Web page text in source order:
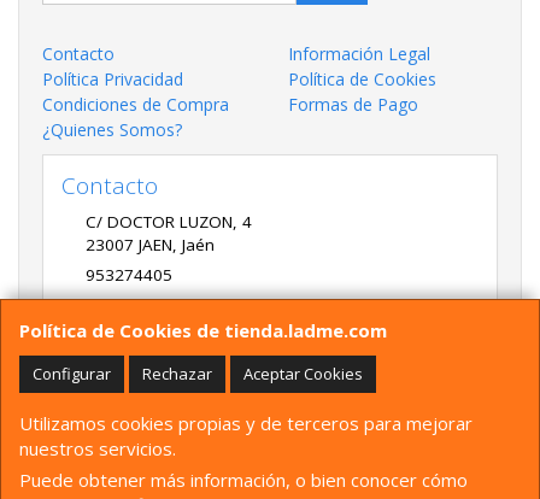
Política de Cookies de tienda.ladme.com
Configurar Rechazar Aceptar Cookies
Utilizamos cookies propias y de terceros para mejorar
nuestros servicios.
Puede obtener más información, o bien conocer cómo
Contacto
Información Legal
Política Privacidad
Política de Cookies
Condiciones de Compra
Formas de Pago
¿Quienes Somos?
Contacto
C/ DOCTOR LUZON, 4
23007 JAEN, Jaén
953274405
LADME@LADME.COM
Horario
9:30 A 14:00 Y 17:00 A 20:00 DE LUNES A VIERNES